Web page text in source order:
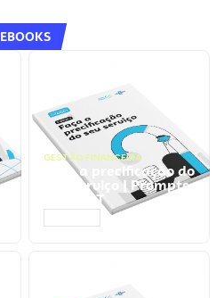
EBOOKS
GESTÃO FINANCEIRA
Faça a precificação do
seu serviço | Prompts
ChatGPT